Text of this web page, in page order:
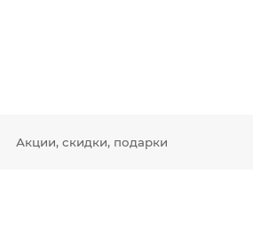
Акции, скидки, подарки